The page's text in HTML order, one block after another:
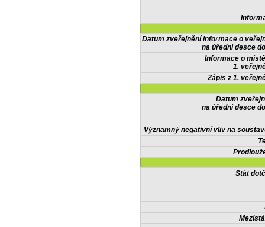
Datum zveřejnění informace o
na úřední desce
Informace o
1.
Zápis z 1.
Datum
na úřední desce
Významný negativní vliv na
Stát